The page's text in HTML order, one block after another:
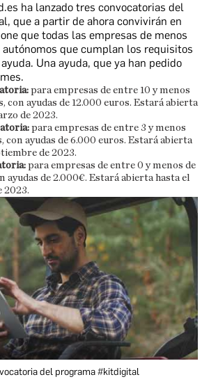
ha lanzado tres convocatorias del
que a partir de ahora convivirán en
que todas las empresas de menos
que cumplan los requisitos
Una ayuda, que ya han pedido
para empresas de entre 10 y menos
con ayudas de 12.000 euros. Estará abierta
de 2023.
para empresas de entre 3 y menos
con ayudas de 6.000 euros. Estará abierta
de 2023.
para empresas de entre 0 y menos de
ayudas de 2.000€. Estará abierta hasta el
2023.
del programa #kitdigital